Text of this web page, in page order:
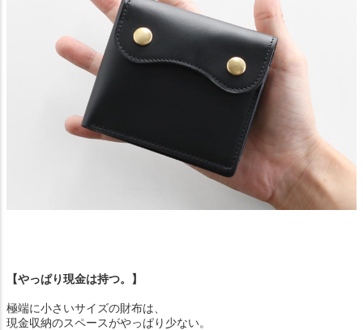
【やっぱり現金は持つ。】
極端に小さいサイズの財布は、
現金収納のスペースがやっぱり少ない。